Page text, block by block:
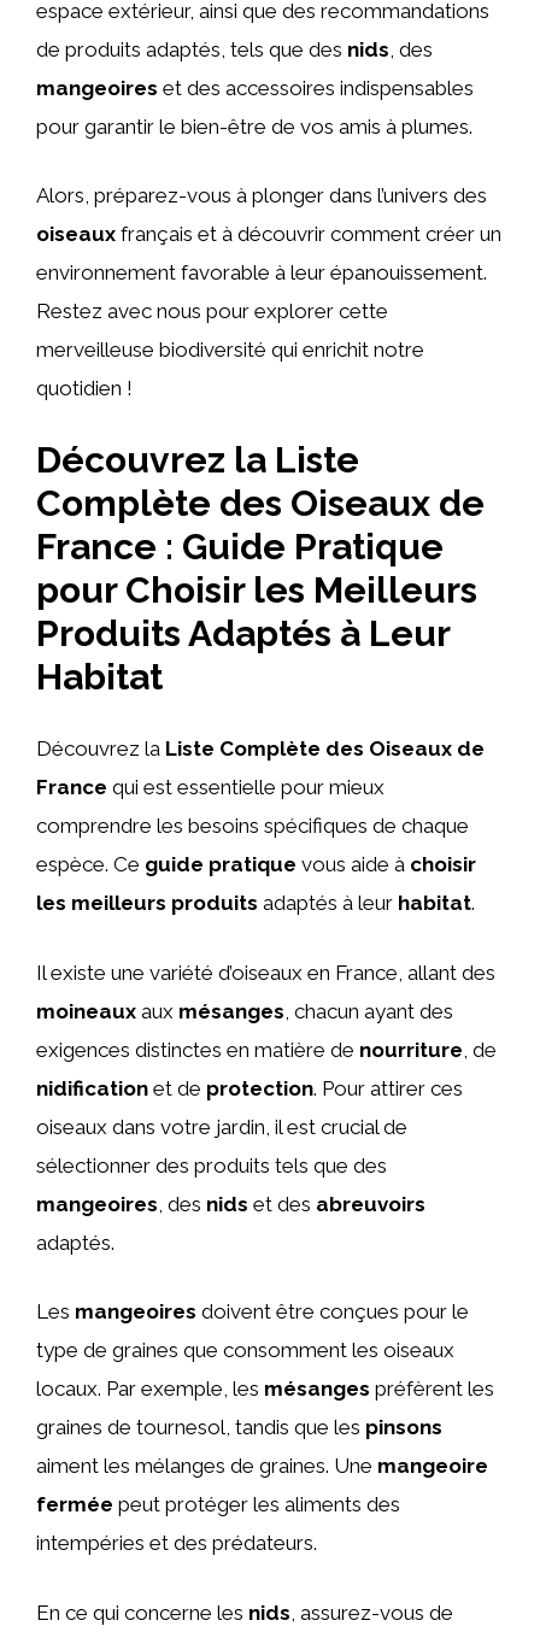
espace extérieur, ainsi que des recommandations
de produits adaptés, tels que des nids , des
mangeoires et des accessoires indispensables
pour garantir le bien-être de vos amis à plumes.
Alors, préparez-vous à plonger dans l’univers des
oiseaux français et à découvrir comment créer un
environnement favorable à leur épanouissement.
Restez avec nous pour explorer cette
merveilleuse biodiversité qui enrichit notre
quotidien !
Découvrez la Liste
Complète des Oiseaux de
France : Guide Pratique
pour Choisir les Meilleurs
Produits Adaptés à Leur
Habitat
Découvrez la Liste Complète des Oiseaux de
France qui est essentielle pour mieux
comprendre les besoins spécifiques de chaque
espèce. Ce guide pratique vous aide à choisir
les meilleurs produits adaptés à leur habitat.
Il existe une variété d’oiseaux en France, allant des
moineaux aux mésanges , chacun ayant des
exigences distinctes en matière de nourriture , de
nidification et de protection. Pour attirer ces
oiseaux dans votre jardin, il est crucial de
sélectionner des produits tels que des
mangeoires , des nids et des abreuvoirs
adaptés.
Les mangeoires doivent être conçues pour le
type de graines que consomment les oiseaux
locaux. Par exemple, les mésanges préfèrent les
graines de tournesol, tandis que les pinsons
aiment les mélanges de graines. Une mangeoire
fermée peut protéger les aliments des
intempéries et des prédateurs.
En ce qui concerne les nids , assurez-vous de